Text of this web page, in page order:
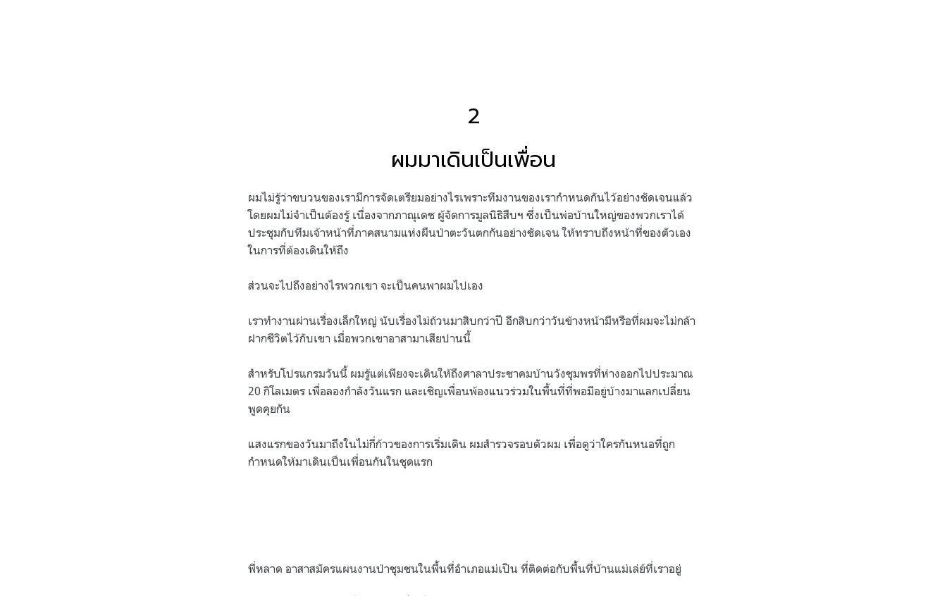
2
ผมมาเดินเป็นเพื่อน
ผมไม่รู้ว่าขบวนของเรามีการจัดเตรียมอย่างไรเพราะทีมงานของเรากำหนดกันไว้อย่างชัดเจนแล้ว
โดยผมไม่จำเป็นต้องรู้ เนื่องจากภาณุเดช ผู้จัดการมูลนิธิสืบฯ ซึ่งเป็นพ่อบ้านใหญ่ของพวกเราได้
ประชุมกับทีมเจ้าหน้าที่ภาคสนามแห่งผืนป่าตะวันตกกันอย่างชัดเจน ให้ทราบถึงหน้าที่ของตัวเอง
ในการที่ต้องเดินให้ถึง
ส่วนจะไปถึงอย่างไรพวกเขา จะเป็นคนพาผมไปเอง
เราทำงานผ่านเรื่องเล็กใหญ่ นับเรื่องไม่ถ้วนมาสิบกว่าปี อีกสิบกว่าวันข้างหน้ามีหรือที่ผมจะไม่กล้า
ฝากชีวิตไว้กับเขา เมื่อพวกเขาอาสามาเสียปานนี้
สำหรับโปรแกรมวันนี้ ผมรู้แต่เพียงจะเดินให้ถึงศาลาประชาคมบ้านวังชุมพรที่ห่างออกไปประมาณ
20 กิโลเมตร เพื่อลองกำลังวันแรก และเชิญเพื่อนพ้องแนวร่วมในพื้นที่ที่พอมีอยู่บ้างมาแลกเปลี่ยน
พูดคุยกัน
แสงแรกของวันมาถึงในไม่กี่ก้าวของการเริ่มเดิน ผมสำรวจรอบตัวผม เพื่อดูว่าใครกันหนอที่ถูก
กำหนดให้มาเดินเป็นเพื่อนกันในชุดแรก
พี่หลาด อาสาสมัครแผนงานป่าชุมชนในพื้นที่อำเภอแม่เปิน ที่ติดต่อกับพื้นที่บ้านแม่เล่ย์ที่เราอยู่